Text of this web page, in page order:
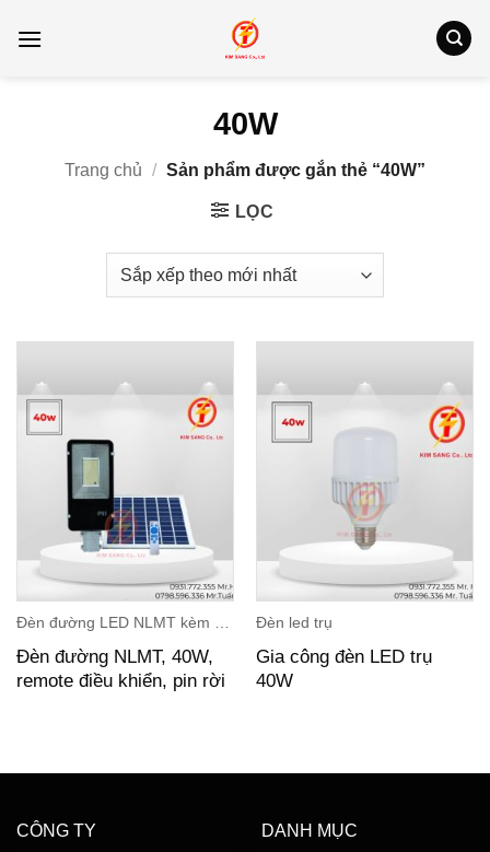
qua
40W
Trang chủ / Sản phẩm được gắn thẻ “40W”
LỌC
Đèn đường NLMT, 40W,
remote điều khiển, pin rời
Đèn led trụ
Gia công đèn LED trụ
40W
CÔNG TY DANH MỤC